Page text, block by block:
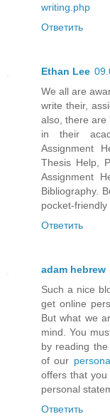
writing.php
Ответить
Ethan Lee
We all are
write their,
also, there are
in their
Assignment
Thesis Help,
Assignment
Bibliography.
pocket-
Ответить
adam hebrew
Such a nice
get online
But what we
mind. You
by reading
of our
offers that you
personal
Ответить